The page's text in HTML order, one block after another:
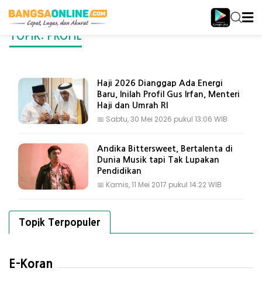
TOPIK: PROFIL
Haji 2026 Dianggap Ada Energi
Baru, Inilah Profil Gus Irfan, Menteri
Haji dan Umrah RI
📅 Sabtu, 30 Mei 2026 pukul 13:06 WIB
Andika Bittersweet, Bertalenta di
Dunia Musik tapi Tak Lupakan
Pendidikan
📅 Kamis, 11 Mei 2017 pukul 14:22 WIB
Topik Terpopuler
E-Koran